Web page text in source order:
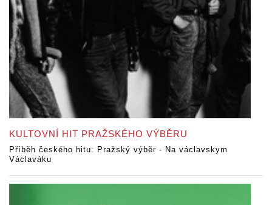
KULTOVNÍ HIT PRAŽSKÉHO VÝBĚRU
Příběh českého hitu: Pražský výběr - Na václavskym
Václaváku